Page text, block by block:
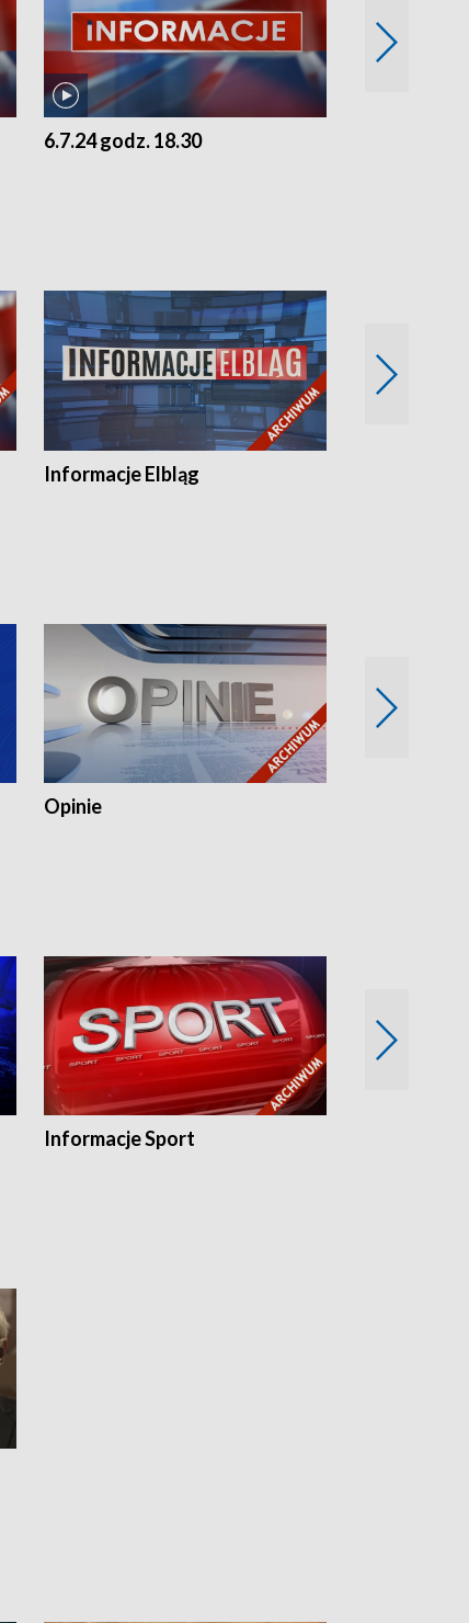
6.7.24 godz. 18.30
Informacje Elbląg
Opinie
Informacje Sport